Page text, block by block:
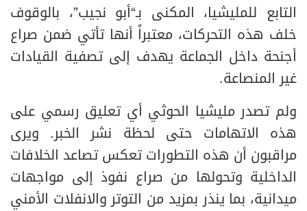
التابع للمليشيا، المكنى بـ“أبو نجيب”، بالوقوف
خلف هذه التحركات، معتبراً أنها تأتي ضمن صراع
أجنحة داخل الجماعة يهدف إلى تصفية القيادات
غير المنصاعة.
ولم تصدر مليشيا الحوثي أي تعليق رسمي على
هذه الاتهامات حتى لحظة نشر الخبر. ويرى
مراقبون أن هذه التطورات تعكس تصاعد الخلافات
الداخلية وتحولها من صراع نفوذ إلى مواجهات
ميدانية، بما ينذر بمزيد من التوتر والانفلات الأمني